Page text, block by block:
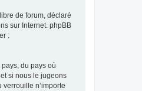
de forum, déclaré
sur Internet. phpBB
:
du pays où
si nous le jugeons
n’importe